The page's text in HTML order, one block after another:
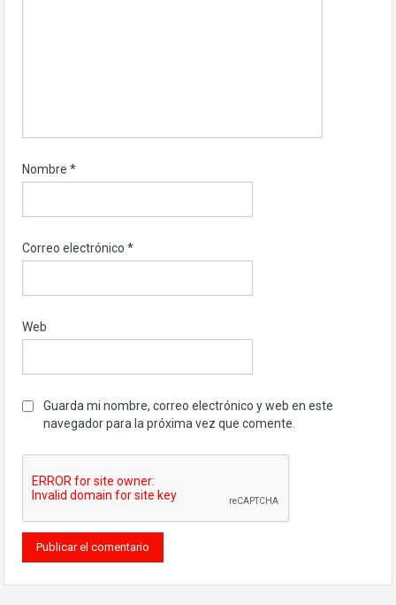
Nombre *
Correo electrónico *
Web
Guarda mi nombre, correo electrónico y web en este
navegador para la próxima vez que comente.